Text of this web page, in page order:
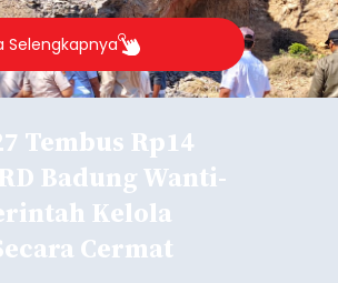
Selengkapnya
Tembus Rp14
Badung Wanti-
Kelola
Cermat